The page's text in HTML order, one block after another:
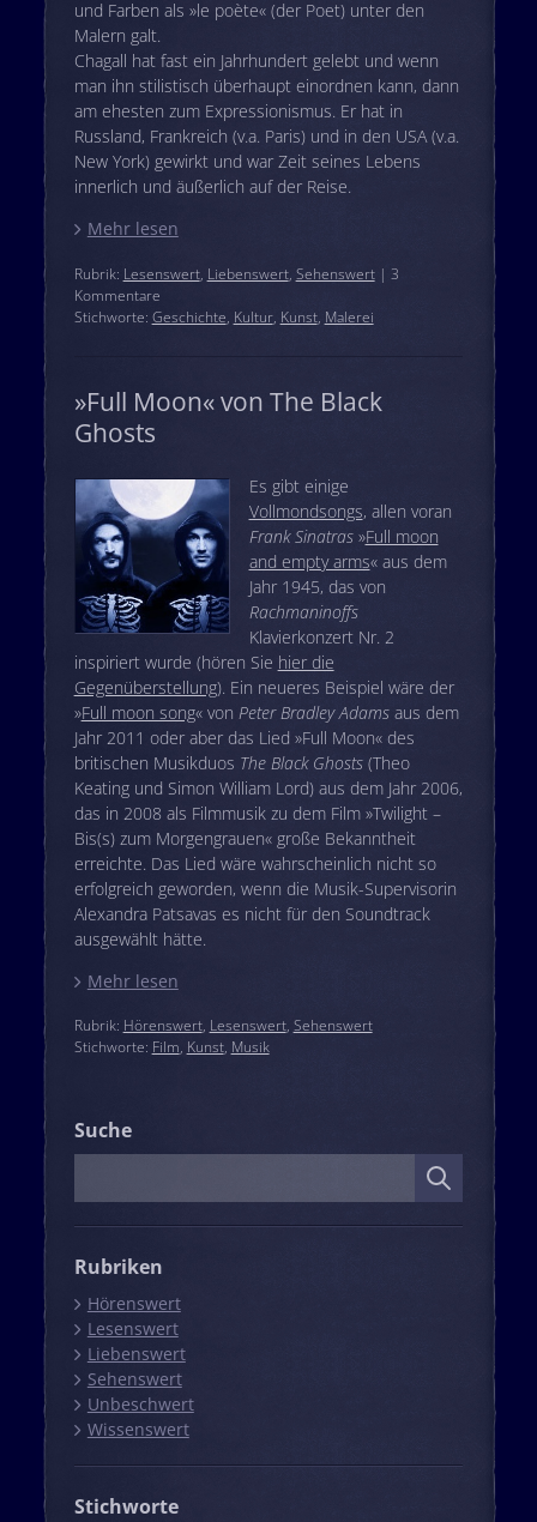
und Farben als »le poète« (der Poet) unter den
Malern galt.
Chagall hat fast ein Jahrhundert gelebt und wenn
man ihn stilistisch überhaupt einordnen kann, dann
am ehesten zum Expressionismus. Er hat in
Russland, Frankreich (v.a. Paris) und in den USA (v.a.
New York) gewirkt und war Zeit seines Lebens
innerlich und äußerlich auf der Reise.
Mehr lesen
Rubrik: Lesenswert, Liebenswert, Sehenswert| 3
Kommentare
Stichworte: Geschichte, Kultur, Kunst, Malerei
»Full Moon« von The Black
Ghosts
Es gibt einige
Vollmondsongs, allen voran
Frank Sinatras»Full moon
and empty arms« aus dem
Jahr 1945, das von
Rachmaninoffs
Klavierkonzert Nr. 2
inspiriert wurde (hören Sie hier die
Gegenüberstellung). Ein neueres Beispiel wäre der
»Full moon song« von Peter Bradley Adamsaus dem
Jahr 2011 oder aber das Lied »Full Moon« des
britischen Musikduos The Black Ghosts(Theo
Keating und Simon William Lord) aus dem Jahr 2006,
das in 2008 als Filmmusik zu dem Film »Twilight –
Bis(s) zum Morgengrauen« große Bekanntheit
erreichte. Das Lied wäre wahrscheinlich nicht so
erfolgreich geworden, wenn die Musik-Supervisorin
Alexandra Patsavas es nicht für den Soundtrack
ausgewählt hätte.
Mehr lesen
Rubrik: Hörenswert, Lesenswert, Sehenswert
Stichworte: Film, Kunst, Musik
Suche
Suche
Rubriken
Hörenswert
Lesenswert
Liebenswert
Sehenswert
Unbeschwert
Wissenswert
Stichworte